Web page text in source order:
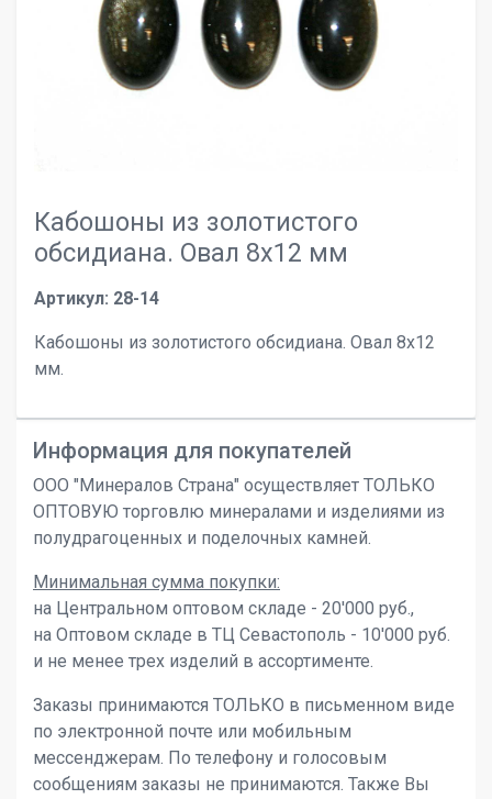
Кабошоны из золотистого
обсидиана. Овал 8х12 мм
Артикул: 28-14
Кабошоны из золотистого обсидиана. Овал 8х12
мм.
Информация для покупателей
ООО "Минералов Страна" осуществляет ТОЛЬКО
ОПТОВУЮ торговлю минералами и изделиями из
полудрагоценных и поделочных камней.
Минимальная сумма покупки:
на Центральном оптовом складе - 20'000 руб.,
на Оптовом складе в ТЦ Севастополь - 10'000 руб.
и не менее трех изделий в ассортименте.
Заказы принимаются ТОЛЬКО в письменном виде
по электронной почте или мобильным
мессенджерам. По телефону и голосовым
сообщениям заказы не принимаются. Также Вы